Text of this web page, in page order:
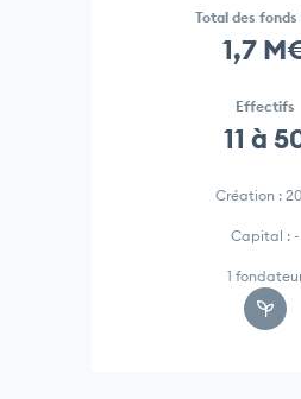
Total des fonds
1,7
Effectifs
11 à
Création :
Capital : -
1